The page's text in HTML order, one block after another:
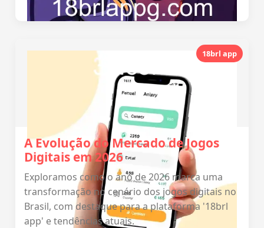
18brl app
A Evolução do Mercado de Jogos
Digitais em 2026
Exploramos como o ano de 2026 marca uma
transformação no cenário dos jogos digitais no
Brasil, com destaque para a plataforma '18brl
app' e tendências atuais.